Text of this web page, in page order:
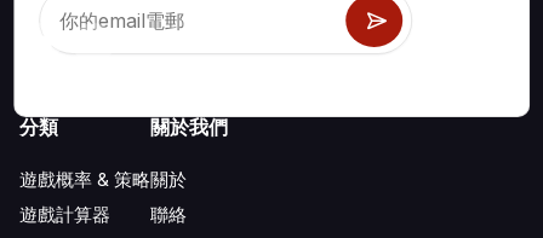
分類
遊戲概率 & 策略
遊戲計算器
關於我們
關於
聯絡